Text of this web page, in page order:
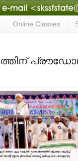
Online Classes